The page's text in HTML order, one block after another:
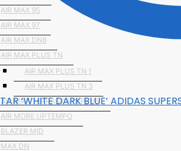
AIR MAX 95
AIR MAX 97
AIR MAX DN8
AIR MAX PLUS TN
AIR MAX PLUS TN 1
AIR MAX PLUS TN 3
AIR MAX TERRASCAPE PLUS
AIR MORE UPTEMPO
BLAZER MID
MAX DN
ADIDAS